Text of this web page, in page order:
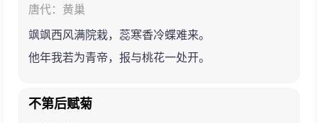
唐代：黄巢
飒飒西风满院栽，蕊寒香冷蝶难来。
他年我若为青帝，报与桃花一处开。
不第后赋菊